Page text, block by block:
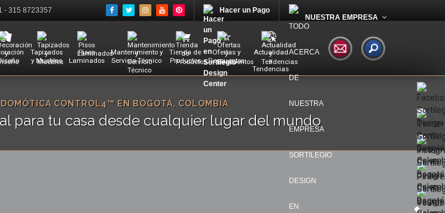
- 315 8723357
NUESTRA EMPRESA
Hacer un Pago
Tapizados
y Muebles
Pisos
Laminados
Mantenimiento y
Servicio Técnico
Tienda de
Productos
Ofertas y
Descuentos
Actualidad
y
Tendencias
CONTROL4™ EN BOGOTÁ, COLOMBIA
para tu casa desde cualquier lugar del mundo
todos los tipos de iluminación.